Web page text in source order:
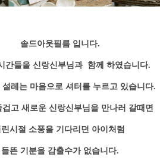
솔드아웃필름 입니다.
간들을 신랑신부님과 함께 하였습니다.
설레는 마음으로 셔터를 누르고 있습니다.
겁고 새로운 신랑신부님을 만나러 갈때면
린시절 소풍을 기다리던 아이처럼
들뜬 기분을 감출수가 없습니다.